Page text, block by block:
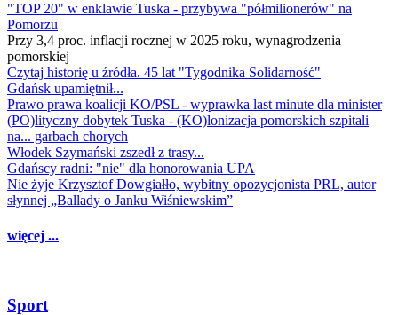
"TOP 20" w enklawie Tuska - przybywa "półmilionerów" na
Pomorzu
Przy 3,4 proc. inflacji rocznej w 2025 roku, wynagrodzenia
pomorskiej
Czytaj historię u źródła. 45 lat "Tygodnika Solidarność"
Gdańsk upamiętnił...
Prawo prawa koalicji KO/PSL - wyprawka last minute dla minister
(PO)lityczny dobytek Tuska - (KO)lonizacja pomorskich szpitali
na... garbach chorych
Włodek Szymański zszedł z trasy...
Gdańscy radni: "nie" dla honorowania UPA
Nie żyje Krzysztof Dowgiałło, wybitny opozycjonista PRL, autor
słynnej „Ballady o Janku Wiśniewskim”
więcej ...
Sport